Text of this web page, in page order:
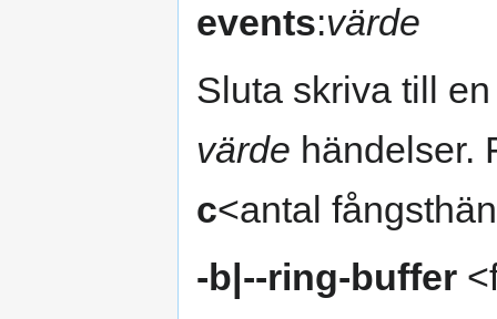
events:värde
Sluta skriva till
värde händelser.
c<antal
-b|--ring-buffer